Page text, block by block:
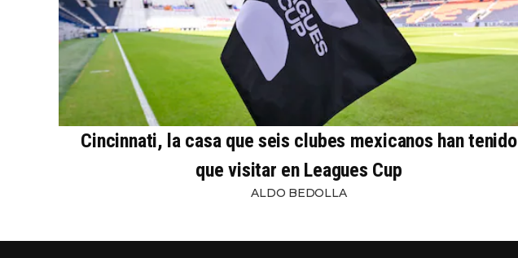
Cincinnati, la casa que seis clubes mexicanos han tenido
que visitar en Leagues Cup
ALDO BEDOLLA